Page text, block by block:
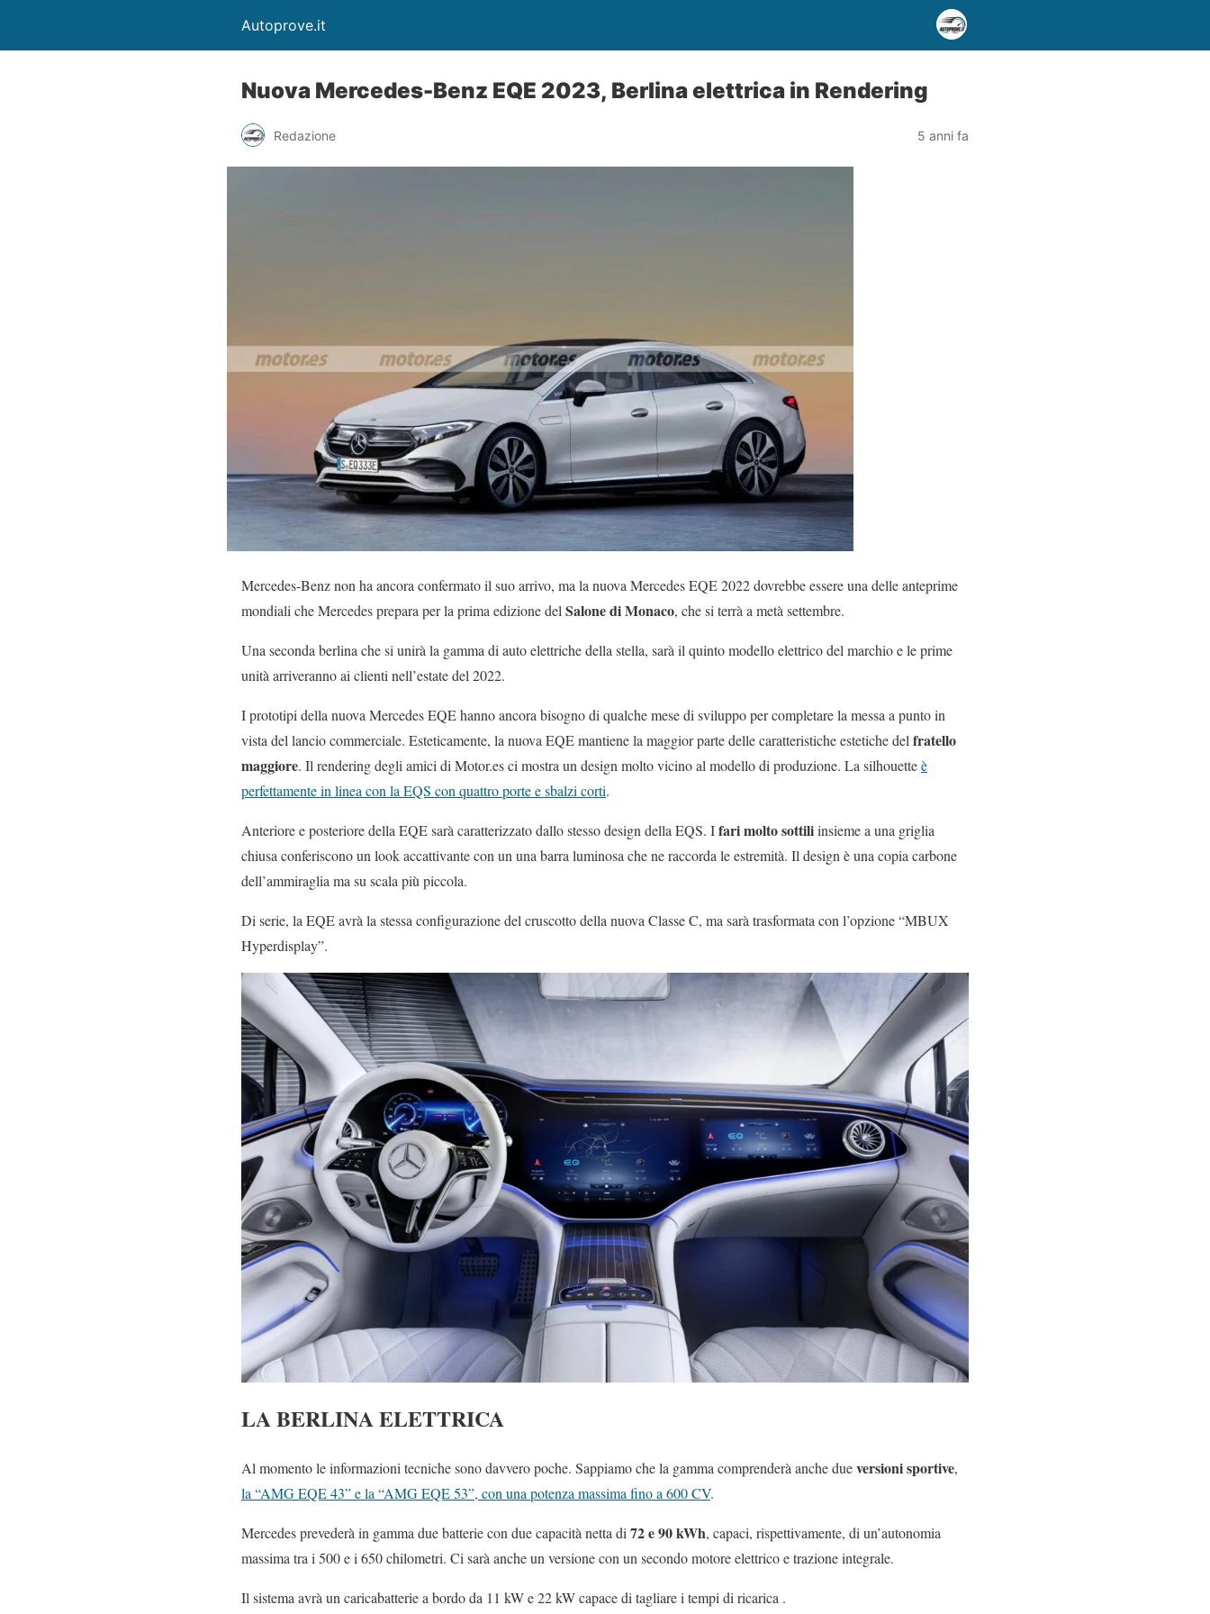
Autoprove.it
Nuova Mercedes-Benz EQE 2023, Berlina elettrica in Rendering
Redazione 5 anni fa
Mercedes-Benz non ha ancora confermato il suo arrivo, ma la nuova Mercedes EQE 2022 dovrebbe essere una delle anteprime
mondiali che Mercedes prepara per la prima edizione del Salone di Monaco, che si terrà a metà settembre.
Una seconda berlina che si unirà la gamma di auto elettriche della stella, sarà il quinto modello elettrico del marchio e le prime
unità arriveranno ai clienti nell’estate del 2022.
I prototipi della nuova Mercedes EQE hanno ancora bisogno di qualche mese di sviluppo per completare la messa a punto in
vista del lancio commerciale. Esteticamente, la nuova EQE mantiene la maggior parte delle caratteristiche estetiche del fratello
maggiore. Il rendering degli amici di Motor.es ci mostra un design molto vicino al modello di produzione. La silhouetteè
perfettamente in linea con la EQS con quattro porte e sbalzi corti.
Anteriore e posteriore della EQE sarà caratterizzato dallo stesso design della EQS. Ifari molto sottiliinsieme a una griglia
chiusa conferiscono un look accattivante con un una barra luminosa che ne raccorda le estremità. Il design è una copia carbone
dell’ammiraglia ma su scala più piccola.
Di serie, la EQE avrà la stessa configurazione del cruscotto della nuova Classe C, ma sarà trasformata con l’opzione “MBUX
Hyperdisplay”.
LA BERLINA ELETTRICA
Al momento le informazioni tecniche sono davvero poche. Sappiamo che la gamma comprenderà anche dueversioni sportive,
la “AMG EQE 43” e la “AMG EQE 53”, con una potenza massima fino a 600 CV.
Mercedes prevederà in gamma due batterie con due capacità netta di72 e 90 kWh, capaci, rispettivamente, di un’autonomia
massima tra i 500 e i 650 chilometri. Ci sarà anche un versione con un secondo motore elettrico e trazione integrale.
Il sistema avrà un caricabatterie a bordo da 11 kW e 22 kW capace di tagliare i tempi di ricarica .